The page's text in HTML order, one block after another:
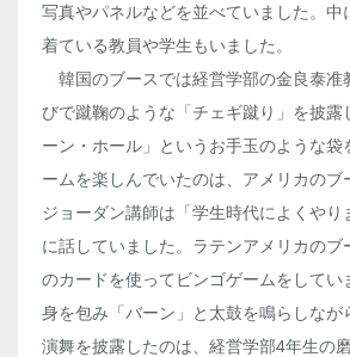
写真やパネルなどを並べていました。中
着ている教員や学生もいました。
韓国のブースでは経営学部の金良泰准
びで蹴鞠のような「チェギ蹴り」を披露
ーン・ホール」というお手玉のような袋
ームを楽しんでいたのは、アメリカのブ
ジョーダン講師は「学生時代によくやり
に話していました。ラテンアメリカのブ
のカードを使ってビンゴゲームをしてい
身を包み「バーン」と太鼓を鳴らしなが
演舞を披露したのは、経営学部4年生の